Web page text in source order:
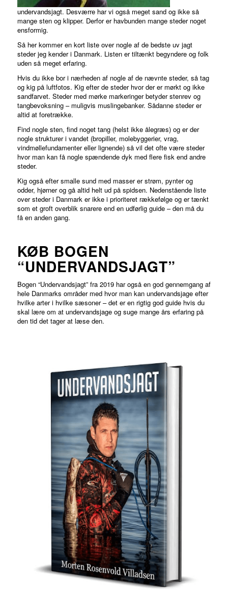
undervandsjagt. Desværre har vi også meget sand og ikke så
mange sten og klipper. Derfor er havbunden mange steder noget
ensformig.
Så her kommer en kort liste over nogle af de bedste uv jagt
steder jeg kender i Danmark. Listen er tiltænkt begyndere og folk
uden så meget erfaring.
Hvis du ikke bor i nærheden af nogle af de nævnte steder, så tag
og kig på luftfotos. Kig efter de steder hvor der er mørkt og ikke
sandfarvet. Steder med mørke markeringer betyder stenrev og
tangbevoksning – muligvis muslingebanker. Sådanne steder er
altid at foretrække.
Find nogle sten, find noget tang (helst ikke ålegræs) og er der
nogle strukturer i vandet (bropiller, molebyggerier, vrag,
vindmøllefundamenter eller lignende) så vil det ofte være steder
hvor man kan få nogle spændende dyk med flere fisk end andre
steder.
Kig også efter smalle sund med masser er strøm, pynter og
odder, hjørner og gå altid helt ud på spidsen. Nedenstående liste
over steder i Danmark er ikke i prioriteret rækkefølge og er tænkt
som et groft overblik snarere end en udførlig guide – den må du
få en anden gang.
KØB BOGEN
“UNDERVANDSJAGT”
Bogen “Undervandsjagt” fra 2019 har også en god gennemgang af
hele Danmarks områder med hvor man kan undervandsjage efter
hvilke arter i hvilke sæsoner – det er en rigtig god guide hvis du
skal lære om at undervandsjage og suge mange års erfaring på
den tid det tager at læse den.